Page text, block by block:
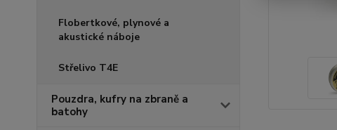
Flobertkové, plynové a
akustické náboje
Střelivo T4E
Pouzdra, kufry na zbraně a
batohy